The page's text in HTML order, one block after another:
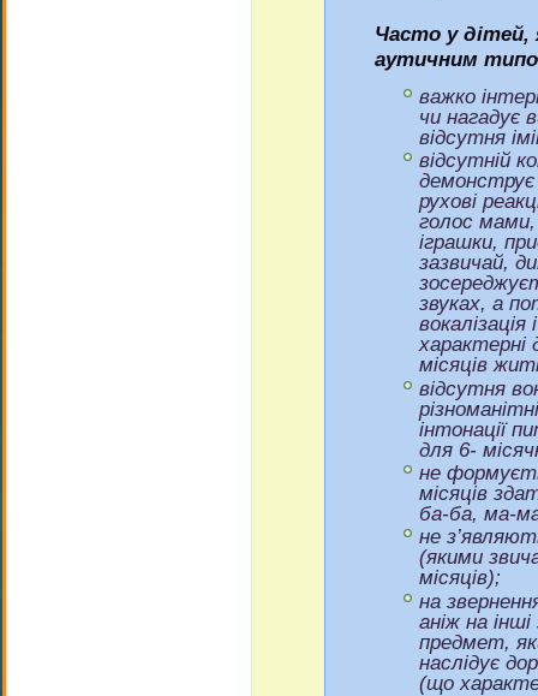
Часто у дітей,
аутичним
важко
чи нагадує
відсутня
відсутній
демонструє
рухові
голос мами,
іграшки,
зазвичай,
звуках, а
характерні
місяців
відсутня
інтонації
для 6-
не
місяців
ба-ба, ма-
не
(якими
місяців);
на
аніж на
предмет,
наслідує
(що